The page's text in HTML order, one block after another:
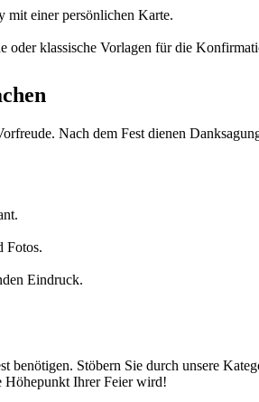
mit einer persönlichen Karte.
oder klassische Vorlagen für die
Nach dem Fest dienen
Fotos.
Eindruck.
Stöbern Sie durch unsere
Höhepunkt Ihrer Feier wird!